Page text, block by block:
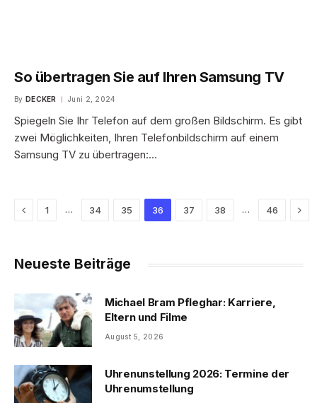
So übertragen Sie auf Ihren Samsung TV
By DECKER Juni 2, 2024
Spiegeln Sie Ihr Telefon auf dem großen Bildschirm. Es gibt
zwei Möglichkeiten, Ihren Telefonbildschirm auf einem
Samsung TV zu übertragen:…
Previous
1 … 34 35 36 37 38 … 46
Neueste Beiträge
Michael Bram Pfleghar: Karriere,
Eltern und Filme
August 5, 2026
Uhrenunstellung 2026: Termine der
Uhrenumstellung